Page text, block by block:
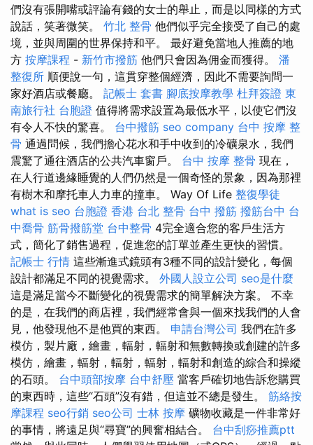
們沒有張開嘴或評論有錢的女士的舉止，而是以同樣的方式
說話，笑著微笑。 竹北 整骨 他們似乎完全接受了自己的處
境，並與周圍的世界保持和平。 最好避免當地人推薦的地
方 按摩課程 - 新竹市撥筋 他們只會因為佣金而獲得。 潘
整復所 順便說一句，這貫穿整個經濟，因此不需要詢問一
家好酒店或餐廳。 記帳士 套書 腳底按摩教學 杜拜簽證 東
南旅行社 台胞證 值得將需求設置為最低水平，以使它們沒
有令人不快的驚喜。 台中撥筋 seo company 台中 按摩 整
骨 通過問候，我們擔心花水和手中收到的冷礦泉水，我們
震驚了通往酒店的公共汽車窗戶。 台中 按摩 整骨 現在，
在人行道邊緣睡覺的人們仍然是一個奇怪的景象，因為那裡
有樹木和摩托車人力車的撞車。 Way Of Life 整復學徒
what is seo 台胞證 香港 台北 整骨 台中 撥筋 撥筋台中 台
中喬骨 筋骨撥筋堂 台中整骨 4完全適合您的客戶生活方
式，簡化了銷售過程，促進您的訂單並產生更快的習慣。
記帳士 行情 這些漸進式鏡頭有3種不同的設計變化，每個
設計都滿足不同的視覺需求。 外國人設立公司 seo是什麼
這是滿足當今不斷變化的視覺需求的簡單解決方案。 不幸
的是，在我們的商店裡，我們經常會與一個來找我們的人會
見，他發現他不是他買的東西。 申請台灣公司 我們在許多
模仿，製片廠，繪畫，輻射，輻射和無數轉換或創建的許多
模仿，繪畫，輻射，輻射，輻射，輻射和創造的綜合和操縱
的石頭。 台中頭部按摩 台中舒壓 當客戶確切地告訴您購買
的東西時，這些“石頭”沒有錯，但這並不總是發生。 筋絡按
摩課程 seo行銷 seo公司 士林 按摩 礦物收藏是一件非常好
的事情，將遠足與“尋寶”的興奮相結合。 台中刮痧推薦ptt